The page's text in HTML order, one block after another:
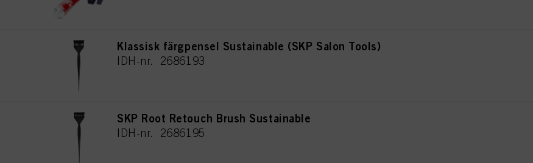
Klassisk färgpensel Sustainable (SKP Salon Tools)
IDH-nr. 2686193
SKP Root Retouch Brush Sustainable
IDH-nr. 2686195